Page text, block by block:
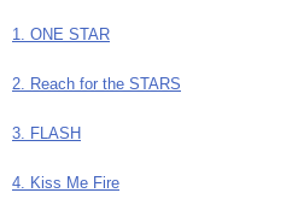
1. ONE STAR
2. Reach for the STARS
3. FLASH
4. Kiss Me Fire